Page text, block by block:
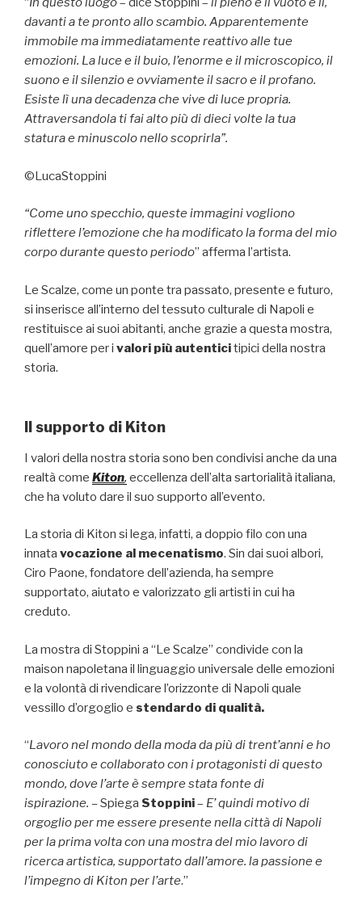
davanti a te pronto allo scambio. Apparentemente
immobile ma immediatamente reattivo alle tue
emozioni. La luce e il buio, l’enorme e il microscopico, il
suono e il silenzio e ovviamente il sacro e il profano.
Esiste lì una decadenza che vive di luce propria.
Attraversandola ti fai alto più di dieci volte la tua
statura e minuscolo nello scoprirla”.
©LucaStoppini
“Come uno specchio, queste immagini vogliono
riflettere l’emozione che ha modificato la forma del mio
corpo durante questo periodo” afferma l’artista.
Le Scalze, come un ponte tra passato, presente e futuro,
si inserisce all’interno del tessuto culturale di Napoli e
restituisce ai suoi abitanti, anche grazie a questa mostra,
quell’amore per i valori più autenticitipici della nostra
storia.
Il supporto di Kiton
I valori della nostra storia sono ben condivisi anche da una
realtà come Kiton, eccellenza dell’alta sartorialità italiana,
che ha voluto dare il suo supporto all’evento.
La storia di Kiton si lega, infatti, a doppio filo con una
innata vocazione al mecenatismo. Sin dai suoi albori,
Ciro Paone, fondatore dell’azienda, ha sempre
supportato, aiutato e valorizzato gli artisti in cui ha
creduto.
La mostra di Stoppini a “Le Scalze” condivide con la
maison napoletana il linguaggio universale delle emozioni
e la volontà di rivendicare l’orizzonte di Napoli quale
vessillo d’orgoglio e stendardo di qualità.
“Lavoro nel mondo della moda da più di trent’anni e ho
conosciuto e collaborato con i protagonisti di questo
mondo, dove l’arte è sempre stata fonte di
ispirazione. –Spiega Stoppini– E’ quindi motivo di
orgoglio per me essere presente nella città di Napoli
per la prima volta con una mostra del mio lavoro di
ricerca artistica, supportato dall’amore. la passione e
l’impegno di Kiton per l’arte.”